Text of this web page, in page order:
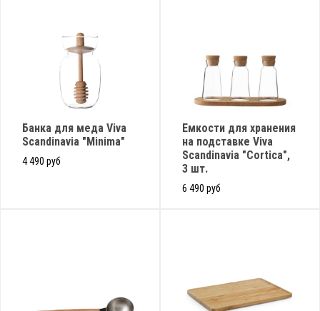
Банка для меда Viva
Scandinavia "Minima"
4 490 руб
Емкости для хранения
на подставке Viva
Scandinavia "Cortica",
3 шт.
6 490 руб